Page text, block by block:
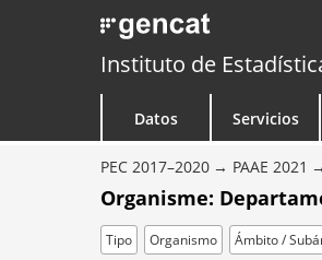
Instituto de
Datos Servicios
PEC 2017–2020 PAAE 2021
Organisme:
Tipo Organismo Ámbito /